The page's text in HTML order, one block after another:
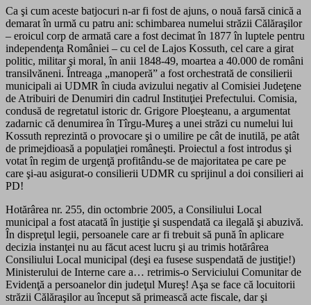
Ca şi cum aceste batjocuri n-ar fi fost de ajuns, o nouă farsă cinică a
demarat în urmă cu patru ani: schimbarea numelui străzii Călăraşilor
– eroicul corp de armată care a fost decimat în 1877 în luptele pentru
independenţa României – cu cel de Lajos Kossuth, cel care a girat
politic, militar şi moral, în anii 1848-49, moartea a 40.000 de români
transilvăneni. Întreaga „manoperă” a fost orchestrată de consilierii
municipali ai UDMR în ciuda avizului negativ al Comisiei Judeţene
de Atribuiri de Denumiri din cadrul Instituţiei Prefectului. Comisia,
condusă de regretatul istoric dr. Grigore Ploeşteanu, a argumentat
zadarnic că denumirea în Tîrgu-Mureş a unei străzi cu numelui lui
Kossuth reprezintă o provocare şi o umilire pe cât de inutilă, pe atât
de primejdioasă a populaţiei româneşti. Proiectul a fost introdus şi
votat în regim de urgenţă profitându-se de majoritatea pe care pe
care şi-au asigurat-o consilierii UDMR cu sprijinul a doi consilieri ai
PD!
Hotărârea nr. 255, din octombrie 2005, a Consiliului Local
municipal a fost atacată în justiţie şi suspendată ca ilegală şi abuzivă.
În dispreţul legii, persoanele care ar fi trebuit să pună în aplicare
decizia instanţei nu au făcut acest lucru şi au trimis hotărârea
Consiliului Local municipal (deşi ea fusese suspendată de justiţie!)
Ministerului de Interne care a… retrimis-o Serviciului Comunitar de
Evidenţă a persoanelor din judeţul Mureş! Aşa se face că locuitorii
străzii Călăraşilor au început să primească acte fiscale, dar şi